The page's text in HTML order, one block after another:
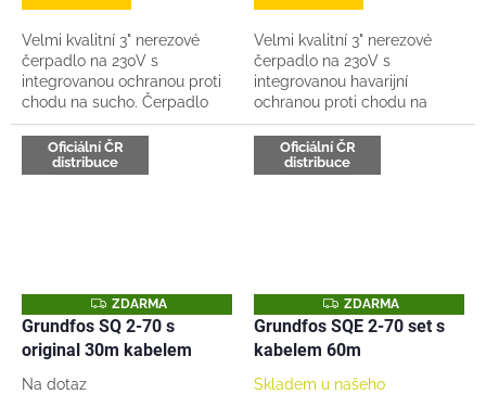
Velmi kvalitní 3" nerezové
čerpadlo na 230V s
integrovanou ochranou proti
chodu na sucho. Čerpadlo
má plynulý rozeběh. Vhodné
i do starých úzkých vrtů s
ocelovou pažnicí 100mm...
Velmi kvalitní 3" nerezové
čerpadlo na 230V s
integrovanou havarijní
ochranou proti chodu na
sucho. Čerpadlo má plynulý
rozeběh. Vhodné i do starých
úzkých vrtů s ocelovou...
Oficiální ČR
distribuce
Z
D
A
R
ZDARMA
Grundfos SQ 2-70 s
original 30m kabelem
Na dotaz
Oficiální ČR
distribuce
Z
D
A
R
A
ZDARMA
Grundfos SQE 2-70 set s
kabelem 60m
Skladem u našeho